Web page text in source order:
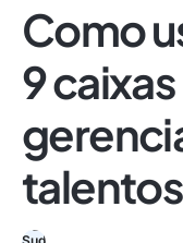
Como
9
talentos